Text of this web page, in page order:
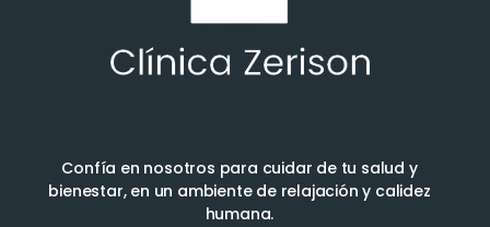
Confía en nosotros para cuidar de tu salud y
bienestar, en un ambiente de relajación y calidez
humana.